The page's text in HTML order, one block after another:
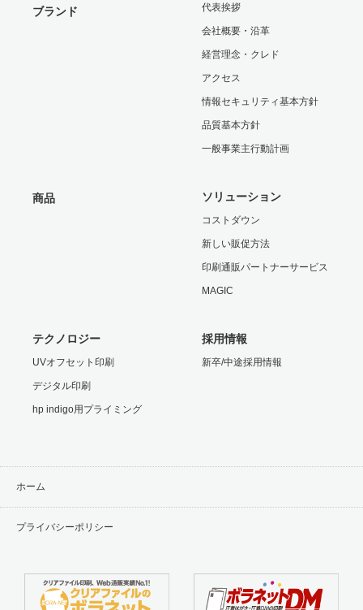
ブランド
代表挨拶
会社概要・沿革
経営理念・クレド
アクセス
情報セキュリティ基本方針
品質基本方針
一般事業主行動計画
商品 ソリューション
コストダウン
新しい販促方法
印刷通販パートナーサービス
MAGIC
テクノロジー
UVオフセット印刷
デジタル印刷
hp indigo用プライミング
採用情報
新卒/中途採用情報
ホーム
プライバシーポリシー